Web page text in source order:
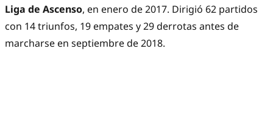
Liga de Ascenso, en enero de 2017. Dirigió 62 partidos
con 14 triunfos, 19 empates y 29 derrotas antes de
marcharse en septiembre de 2018.